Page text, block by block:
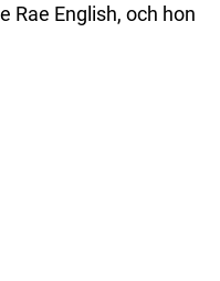
Rae English, och hon